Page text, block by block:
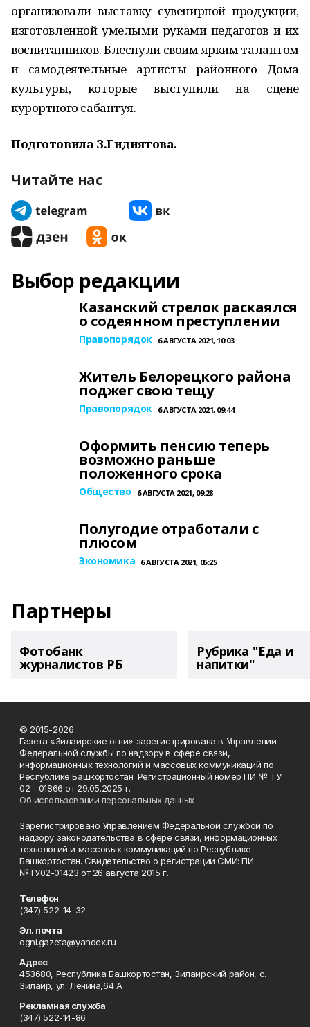
организовали выставку сувенирной продукции,
изготовленной умелыми руками педагогов и их
воспитанников. Блеснули своим ярким талантом
и самодеятельные артисты районного Дома
культуры, которые выступили на сцене
курортного сабантуя.
Подготовила З.Гидиятова.
Читайте нас
Выбор редакции
Казанский стрелок раскаялся
о содеянном преступлении
Правопорядок 6 АВГУСТА 2021, 10:03
Житель Белорецкого района
поджег свою тещу
Правопорядок 6 АВГУСТА 2021, 09:44
Оформить пенсию теперь
возможно раньше
положенного срока
Общество 6 АВГУСТА 2021, 09:28
Полугодие отработали с
плюсом
Экономика 6 АВГУСТА 2021, 05:25
Партнеры
Фотобанк
журналистов РБ
Рубрика "Еда и
напитки"
© 2015-2026
Газета «Зилаирские огни» зарегистрирована в Управлении
Федеральной службы по надзору в сфере связи,
информационных технологий и массовых коммуникаций по
Республике Башкортостан. Регистрационный номер ПИ № ТУ
02 - 01866 от 29.05.2025 г.
Об использовании персональных данных
Зарегистрировано Управлением Федеральной службой по
надзору законодательства в сфере связи, информационных
технологий и массовых коммуникаций по Республике
Башкортостан. Свидетельство о регистрации СМИ: ПИ
№ТУ02-01423 от 26 августа 2015 г.
Телефон
(347) 522-14-32
Эл. почта
ogni.gazeta@yandex.ru
Адрес
453680, Республика Башкортостан, Зилаирский район, с.
Зилаир, ул. Ленина,64 А
Рекламная служба
(347) 522-14-86